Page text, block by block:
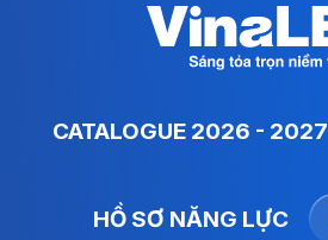
CATALOGUE 2026 - 2027
HỒ SƠ NĂNG LỰC